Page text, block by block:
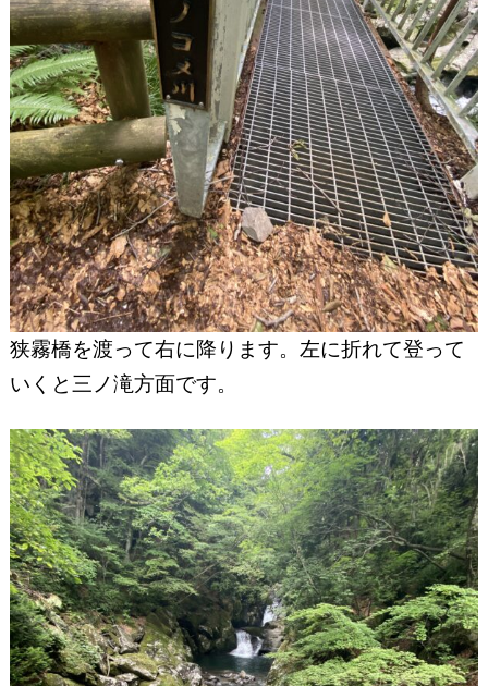
狭霧橋を渡って右に降ります。左に折れて登って
いくと三ノ滝方面です。